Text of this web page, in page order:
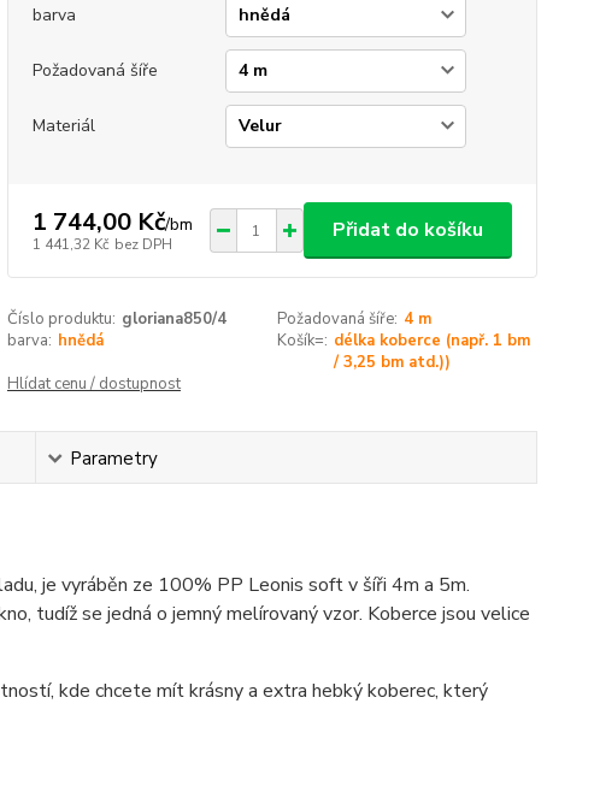
barva
Požadovaná šíře
Materiál
1 744,00 Kč/bm
1 441,32 Kč bez DPH
Přidat do košíku
Číslo produktu: gloriana850/4 Požadovaná šíře: 4 m
barva: hnědá Košík=: délka koberce (např. 1 bm
/ 3,25 bm atd.))
Hlídat cenu / dostupnost
Parametry
je vyráběn ze 100% PP Leonis soft v šíři 4m a 5m.
tudíž se jedná o jemný melírovaný vzor. Koberce jsou velice
kde chcete mít krásny a extra hebký koberec, který